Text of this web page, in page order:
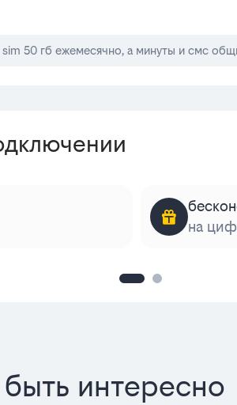
50 гб ежемесячно, а минуты и смс
на
интересно